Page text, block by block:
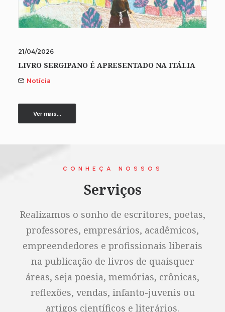
21/04/2026
LIVRO SERGIPANO É APRESENTADO NA ITÁLIA
Notícia
Ver mais...
CONHEÇA NOSSOS
Serviços
Realizamos o sonho de escritores, poetas,
professores, empresários, acadêmicos,
empreendedores e profissionais liberais
na publicação de livros de quaisquer
áreas, seja poesia, memórias, crônicas,
reflexões, vendas, infanto-juvenis ou
artigos científicos e literários.